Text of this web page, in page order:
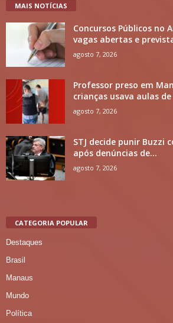
MAIS NOTÍCIAS
Concursos Públicos no
vagas abertas e
agosto 7, 2026
Professor preso em
crianças usava aulas
agosto 7, 2026
STJ decide punir Buzzi
após denúncias de...
agosto 7, 2026
CATEGORIA POPULAR
Destaques
Brasil
Manaus
Mundo
Política